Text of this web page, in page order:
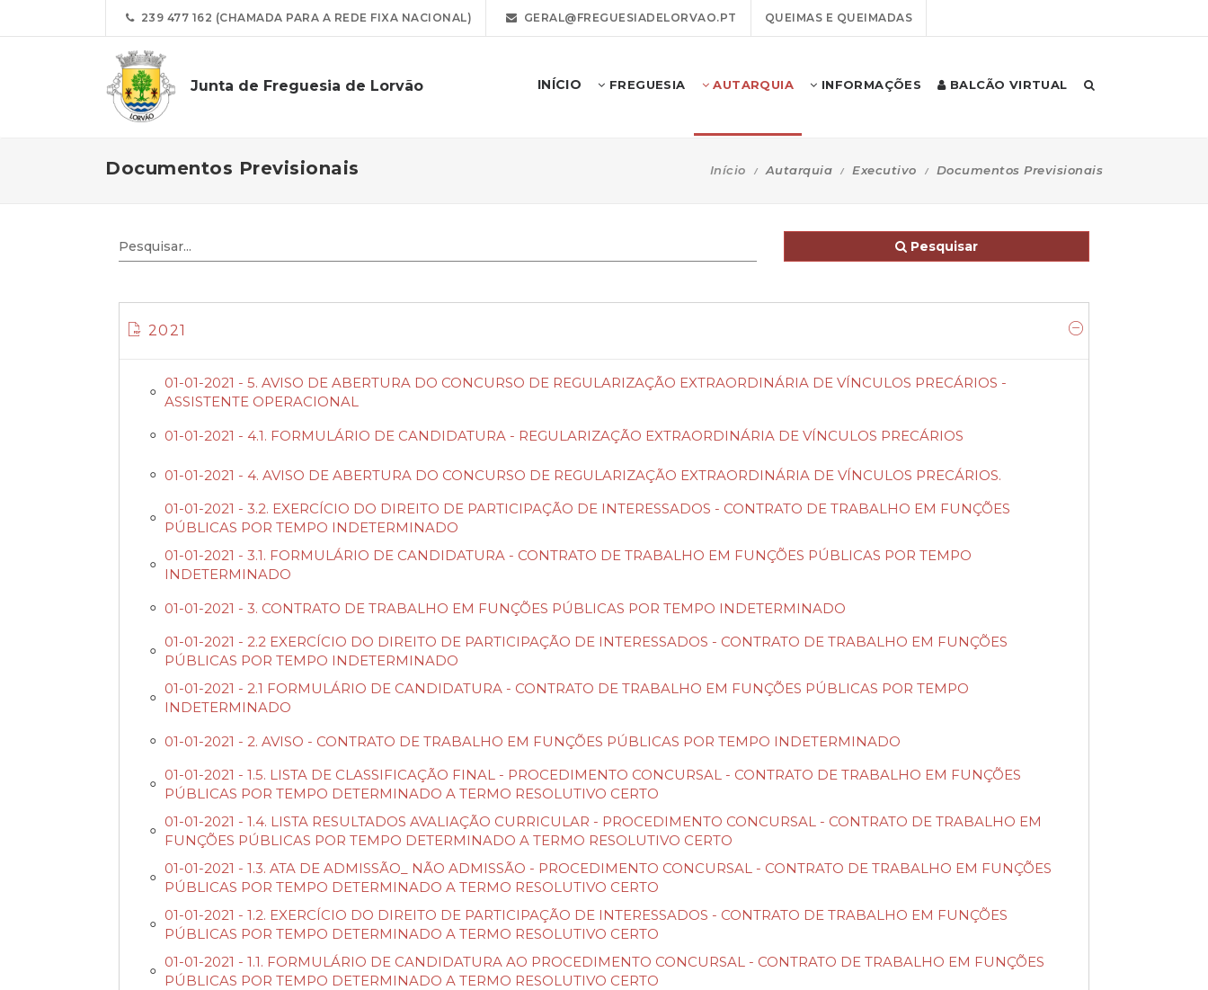
239 477 162 (CHAMADA PARA A REDE FIXA NACIONAL) GERAL@FREGUESIADELORVAO.PT QUEIMAS E QUEIMADAS
Junta de Freguesia de Lorvão INÍCIO FREGUESIA AUTARQUIA INFORMAÇÕES BALCÃO VIRTUAL
Documentos Previsionais Início Autarquia Executivo Documentos Previsionais
Pesquisar
2021
01-01-2021 - 5. AVISO DE ABERTURA DO CONCURSO DE REGULARIZAÇÃO EXTRAORDINÁRIA DE VÍNCULOS PRECÁRIOS -
ASSISTENTE OPERACIONAL
01-01-2021 - 4.1. FORMULÁRIO DE CANDIDATURA - REGULARIZAÇÃO EXTRAORDINÁRIA DE VÍNCULOS PRECÁRIOS
01-01-2021 - 4. AVISO DE ABERTURA DO CONCURSO DE REGULARIZAÇÃO EXTRAORDINÁRIA DE VÍNCULOS PRECÁRIOS.
01-01-2021 - 3.2. EXERCÍCIO DO DIREITO DE PARTICIPAÇÃO DE INTERESSADOS - CONTRATO DE TRABALHO EM FUNÇÕES
PÚBLICAS POR TEMPO INDETERMINADO
01-01-2021 - 3.1. FORMULÁRIO DE CANDIDATURA - CONTRATO DE TRABALHO EM FUNÇÕES PÚBLICAS POR TEMPO
INDETERMINADO
01-01-2021 - 3. CONTRATO DE TRABALHO EM FUNÇÕES PÚBLICAS POR TEMPO INDETERMINADO
01-01-2021 - 2.2 EXERCÍCIO DO DIREITO DE PARTICIPAÇÃO DE INTERESSADOS - CONTRATO DE TRABALHO EM FUNÇÕES
PÚBLICAS POR TEMPO INDETERMINADO
01-01-2021 - 2.1 FORMULÁRIO DE CANDIDATURA - CONTRATO DE TRABALHO EM FUNÇÕES PÚBLICAS POR TEMPO
INDETERMINADO
01-01-2021 - 2. AVISO - CONTRATO DE TRABALHO EM FUNÇÕES PÚBLICAS POR TEMPO INDETERMINADO
01-01-2021 - 1.5. LISTA DE CLASSIFICAÇÃO FINAL - PROCEDIMENTO CONCURSAL - CONTRATO DE TRABALHO EM FUNÇÕES
PÚBLICAS POR TEMPO DETERMINADO A TERMO RESOLUTIVO CERTO
01-01-2021 - 1.4. LISTA RESULTADOS AVALIAÇÃO CURRICULAR - PROCEDIMENTO CONCURSAL - CONTRATO DE TRABALHO EM
FUNÇÕES PÚBLICAS POR TEMPO DETERMINADO A TERMO RESOLUTIVO CERTO
01-01-2021 - 1.3. ATA DE ADMISSÃO_ NÃO ADMISSÃO - PROCEDIMENTO CONCURSAL - CONTRATO DE TRABALHO EM FUNÇÕES
PÚBLICAS POR TEMPO DETERMINADO A TERMO RESOLUTIVO CERTO
01-01-2021 - 1.2. EXERCÍCIO DO DIREITO DE PARTICIPAÇÃO DE INTERESSADOS - CONTRATO DE TRABALHO EM FUNÇÕES
PÚBLICAS POR TEMPO DETERMINADO A TERMO RESOLUTIVO CERTO
01-01-2021 - 1.1. FORMULÁRIO DE CANDIDATURA AO PROCEDIMENTO CONCURSAL - CONTRATO DE TRABALHO EM FUNÇÕES
PÚBLICAS POR TEMPO DETERMINADO A TERMO RESOLUTIVO CERTO